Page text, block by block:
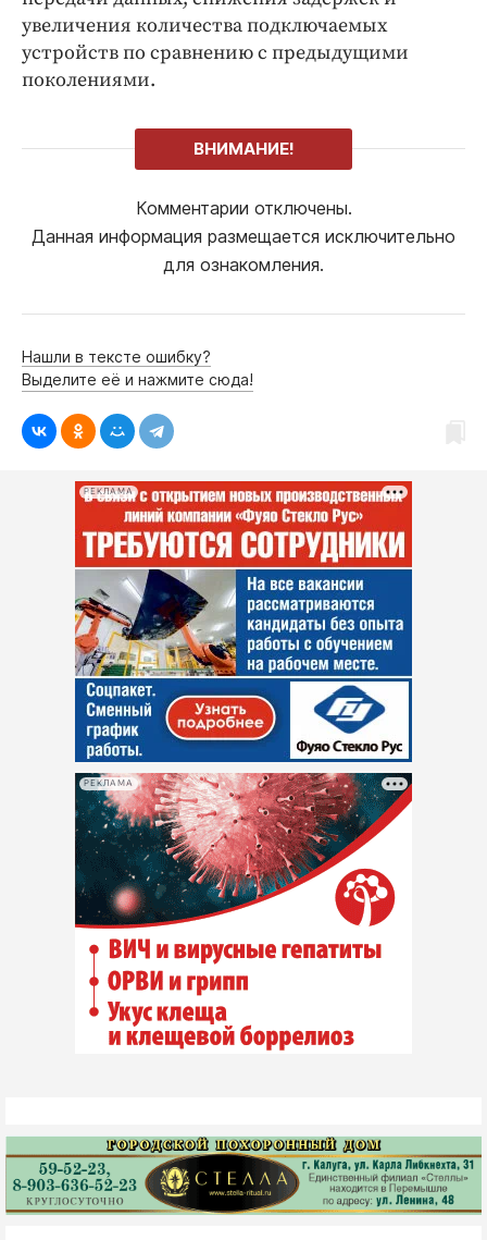
увеличения количества подключаемых
устройств по сравнению с предыдущими
поколениями.
ВНИМАНИЕ!
Комментарии отключены.
Данная информация размещается исключительно
для ознакомления.
Нашли в тексте ошибку?
Выделите её и нажмите сюда!
РЕКЛАМА
РЕКЛАМА